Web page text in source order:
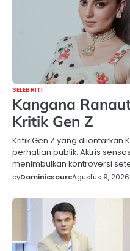
SELEBRITI
Kangana
Kritik Gen Z
Kritik Gen Z yang dilontarkan
perhatian publik. Aktris
menimbulkan kontroversi
byDominicsourcAgustus 9, 2026